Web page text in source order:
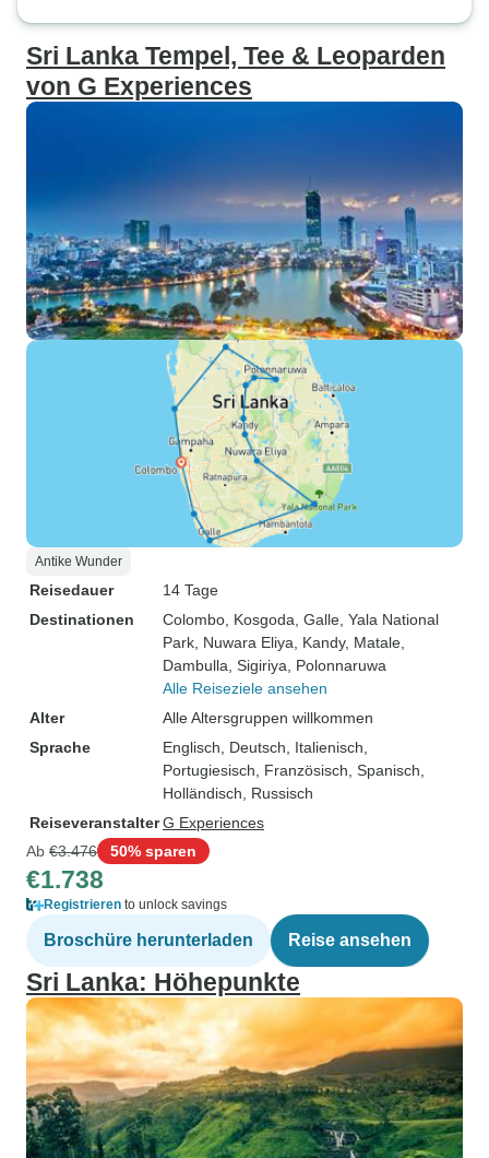
Sri Lanka Tempel, Tee & Leoparden
von G Experiences
Antike Wunder
Reisedauer
14 Tage
Destinationen
Colombo , Kosgoda , Galle , Yala National
Park , Nuwara Eliya , Kandy, Matale
Dambulla , Sigiriya , Polonnaruwa
Alle Reiseziele ansehen
Alter
Alle Altersgruppen willkommen
Sprache
Englisch, Deutsch, Italienisch,
Portugiesisch, Französisch, Spanisch,
Holländisch, Russisch
ReiseveranstalterG Experiences
Ab €3.476 50% sparen
€1.738
Registrieren to unlock savings
Broschüre herunterladen Reise ansehen
Sri Lanka: Höhepunkte